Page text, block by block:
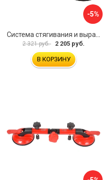
-5%
2 321 руб. 2 205 руб.
В КОРЗИНУ